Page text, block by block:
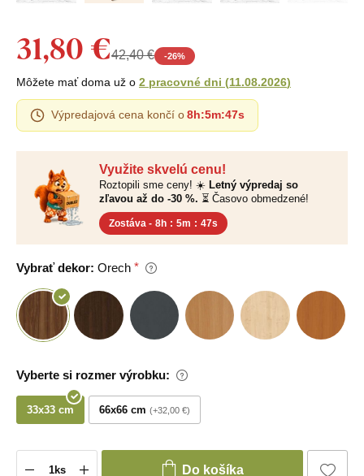
Využite skvelú cenu!
Roztopili sme ceny! ☀️ Letný výpredaj so
zľavou až do -30 %. ⏳ Časovo obmedzené!
Zostáva - 8h : 5m : 47s
Vybrať dekor: Orech
Vyberte si rozmer výrobku:
33x33 cm 66x66 cm +32,00 €
31,80 €42,40 € -26%
Môžete mať doma už o 2 pracovné dni (11.08.2026)
Výpredajová cena končí o8h:5m:47s
Do košíka